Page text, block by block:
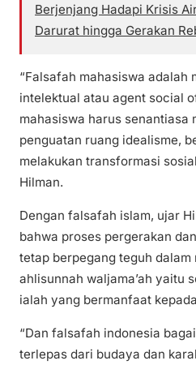
Berjenjang Hadapi Krisis
Darurat hingga Gerakan
“Falsafah mahasiswa adalah
intelektual atau agent social
mahasiswa harus senantiasa
penguatan ruang idealisme,
melakukan transformasi
Hilman.
Dengan falsafah islam, ujar
bahwa proses pergerakan
tetap berpegang teguh
ahlisunnah waljama’ah yaitu
ialah yang bermanfaat
“Dan falsafah indonesia
terlepas dari budaya dan